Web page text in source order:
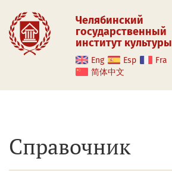
Челябинский
государственный
институт культуры
Eng Esp
Fra
简体中文
Справочник